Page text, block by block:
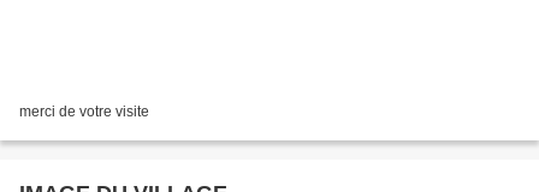
merci de votre visite